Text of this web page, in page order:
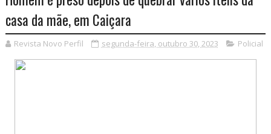
casa da mãe, em Caiçara
Revista Novo Perfil segunda-feira, outubro 30, 2023 Policial